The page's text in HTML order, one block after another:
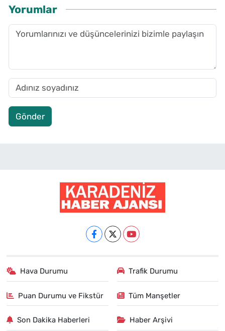
Yorumlar
Gönder
Hava Durumu Trafik Durumu
Puan Durumu ve Fikstür Tüm Manşetler
Son Dakika Haberleri Haber Arşivi